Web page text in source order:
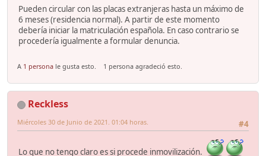
Pueden circular con las placas extranjeras hasta un máximo de
6 meses (residencia normal). A partir de este momento
debería iniciar la matriculación española. En caso contrario se
procedería igualmente a formular denuncia.
A 1 persona le gusta esto. 1 persona agradeció esto.
Reckless
#4
Miércoles 30 de Junio de 2021. 01:04 horas.
Lo que no tengo claro es si procede inmovilización.